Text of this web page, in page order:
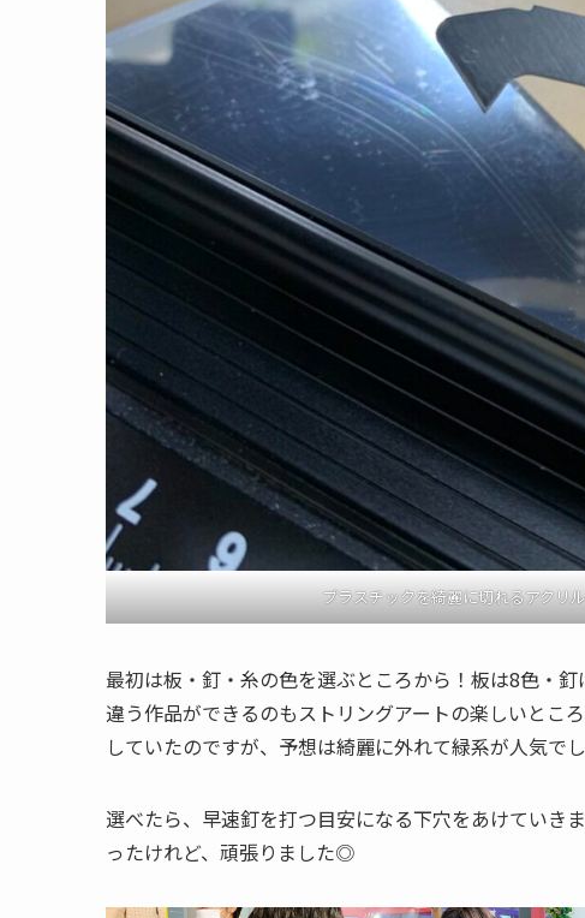
プラスチックを綺麗に切れるアクリ
最初は板・釘・糸の色を選ぶところから！板は8色・
違う作品ができるのもストリングアートの楽しいとこ
していたのですが、予想は綺麗に外れて緑系が人気でし
選べたら、早速釘を打つ目安になる下穴をあけていき
ったけれど、頑張りました◎